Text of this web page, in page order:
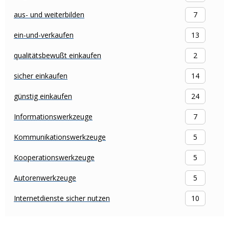
aus- und weiterbilden 7
ein-und-verkaufen 13
qualitätsbewußt einkaufen 2
sicher einkaufen 14
günstig einkaufen 24
Informationswerkzeuge 7
Kommunikationswerkzeuge 5
Kooperationswerkzeuge 5
Autorenwerkzeuge 5
Internetdienste sicher nutzen 10